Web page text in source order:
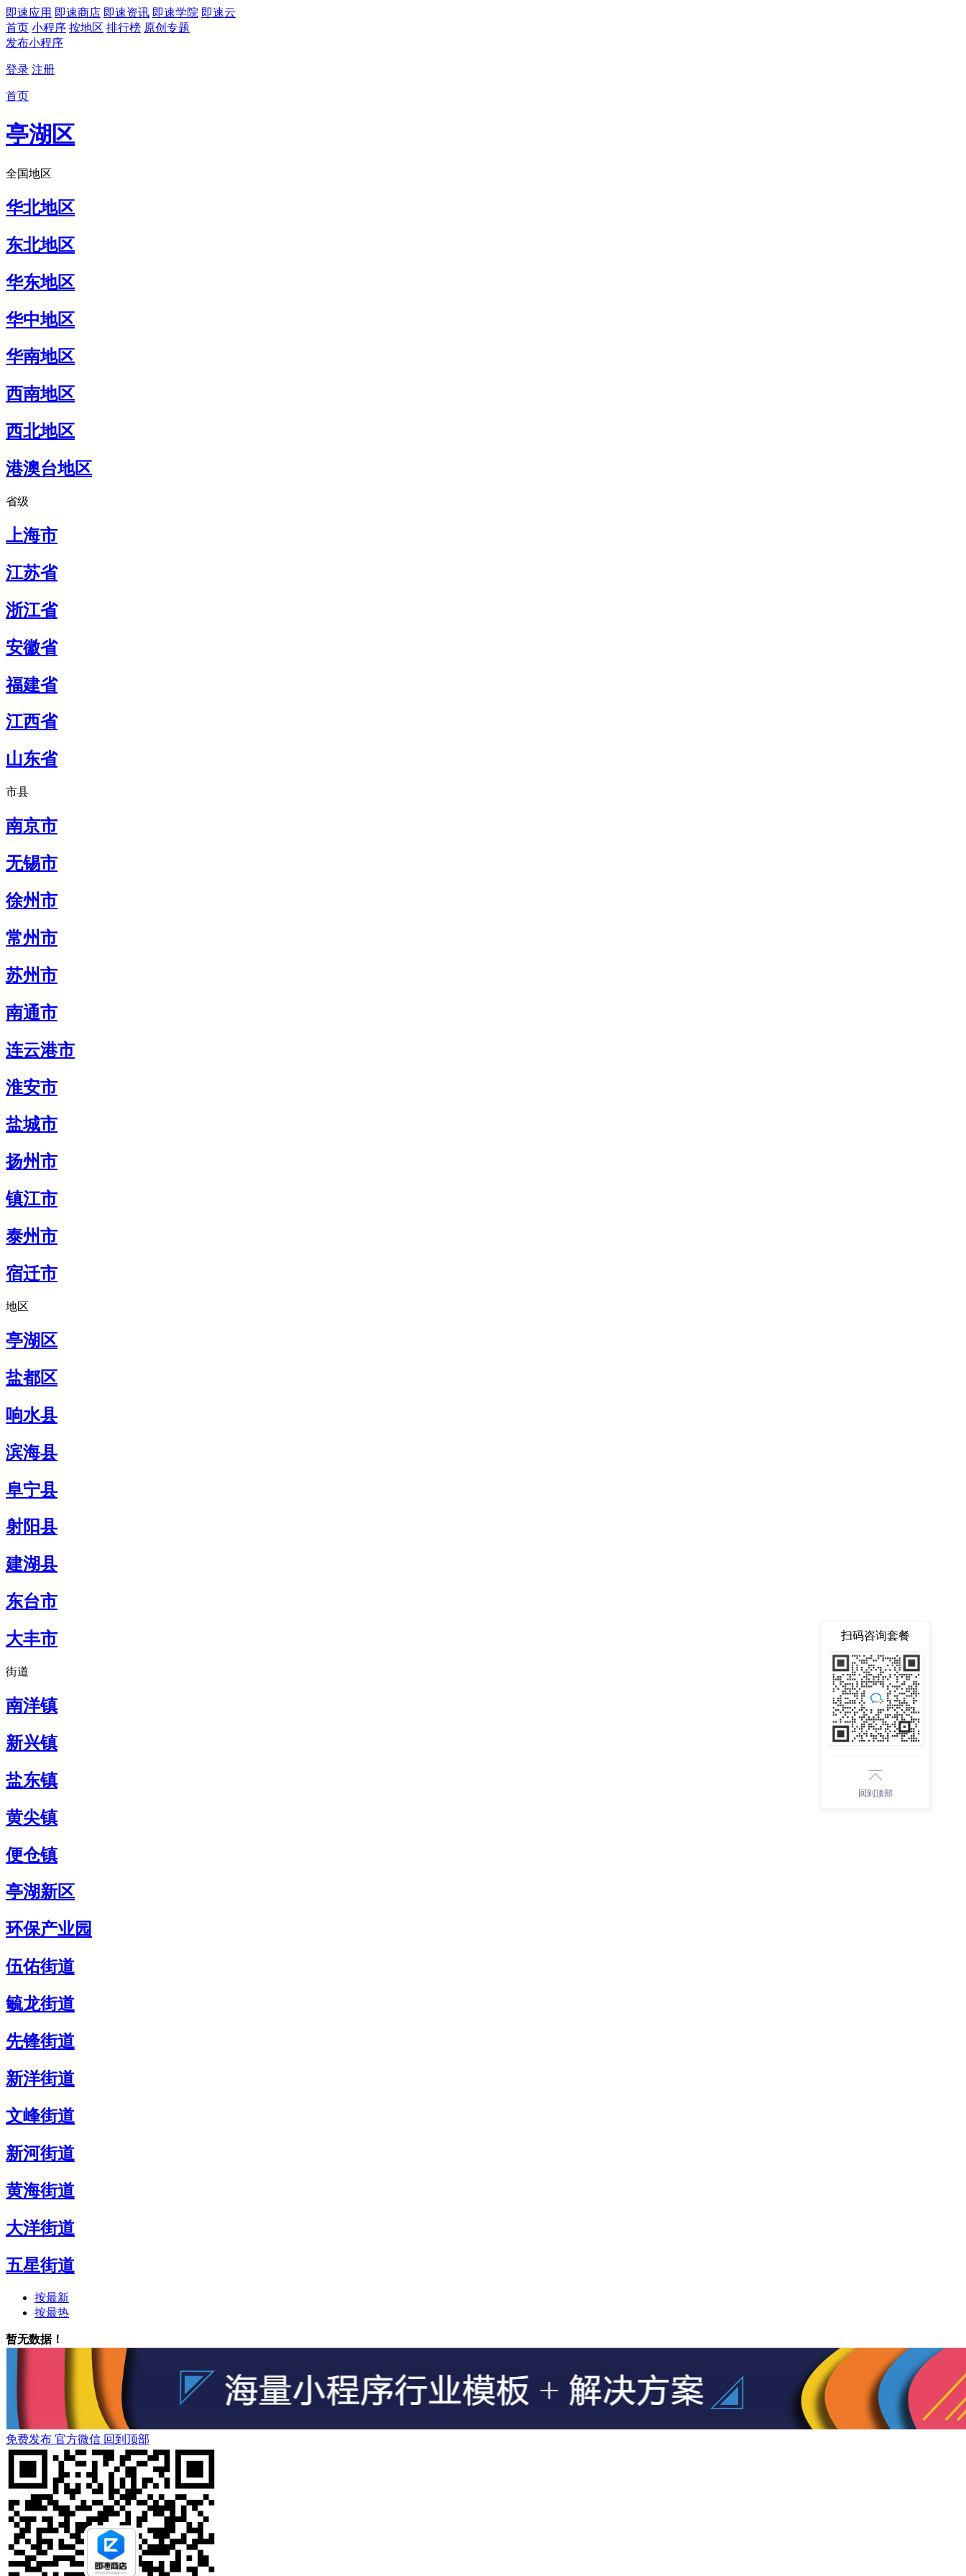
即速应用 即速商店 即速资讯 即速学院 即速云
首页 小程序 按地区 排行榜 原创专题
发布小程序
登录 注册
首页
亭湖区
全国地区
华北地区
东北地区
华东地区
华中地区
华南地区
西南地区
西北地区
港澳台地区
省级
上海市
江苏省
浙江省
安徽省
福建省
江西省
山东省
市县
南京市
无锡市
徐州市
常州市
苏州市
南通市
连云港市
淮安市
盐城市
扬州市
镇江市
泰州市
宿迁市
地区
亭湖区
盐都区
响水县
滨海县
阜宁县
射阳县
建湖县
东台市
大丰市
街道
南洋镇
新兴镇
盐东镇
黄尖镇
便仓镇
亭湖新区
环保产业园
伍佑街道
毓龙街道
先锋街道
新洋街道
文峰街道
新河街道
黄海街道
大洋街道
五星街道
按最新
按最热
暂无数据！
免费发布 官方微信 回到顶部
扫码咨询套餐
回到顶部